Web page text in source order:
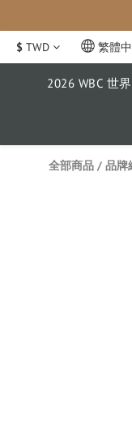
$ TWD 繁體
2026 WBC 世
全部商品 / 品牌